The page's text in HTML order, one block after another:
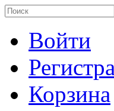
Войти
Корзина